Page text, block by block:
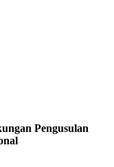
Pengusulan